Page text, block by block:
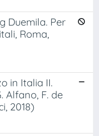
Duemila. Per
Roma,
in Italia II.
Alfano, F. de
2018)